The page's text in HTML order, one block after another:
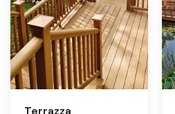
Terrazza